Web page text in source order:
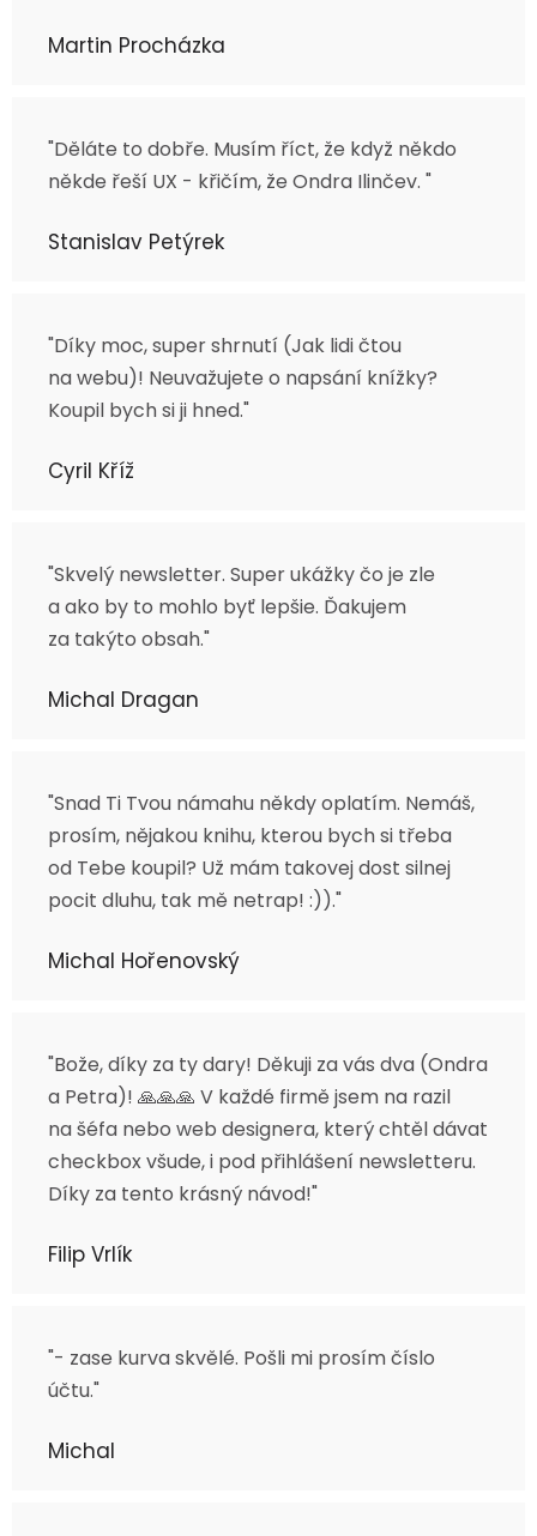
Martin Procházka
"Děláte to dobře. Musím říct, že když někdo
někde řeší UX - křičím, že Ondra Ilinčev. "
Stanislav Petýrek
"Díky moc, super shrnutí (Jak lidi čtou
na webu)! Neuvažujete o napsání knížky?
Koupil bych si ji hned."
Cyril Kříž
"Skvelý newsletter. Super ukážky čo je zle
a ako by to mohlo byť lepšie. Ďakujem
za takýto obsah."
Michal Dragan
"Snad Ti Tvou námahu někdy oplatím. Nemáš,
prosím, nějakou knihu, kterou bych si třeba
od Tebe koupil? Už mám takovej dost silnej
pocit dluhu, tak mě netrap! :))."
Michal Hořenovský
"Bože, díky za ty dary! Děkuji za vás dva (Ondra
a Petra)! 🙏🙏🙏 V každé firmě jsem na razil
na šéfa nebo web designera, který chtěl dávat
checkbox všude, i pod přihlášení newsletteru.
Díky za tento krásný návod!"
Filip Vrlík
"- zase kurva skvělé. Pošli mi prosím číslo
účtu."
Michal